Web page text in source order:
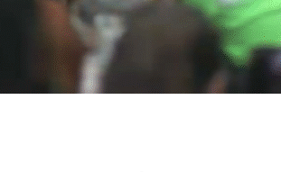
l'article "Musique, artisanat,